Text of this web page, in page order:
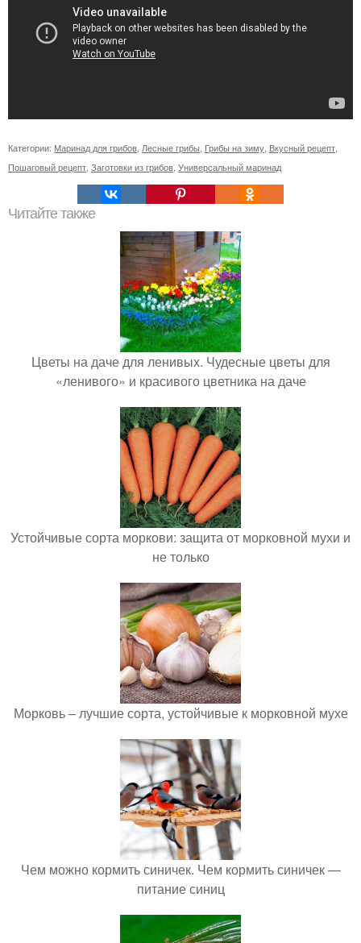
Категории: Маринад для грибов Лесные грибы Грибы на зиму Вкусный рецепт
Пошаговый рецепт Заготовки из грибов Универсальный маринад
Читайте также
Цветы на даче для ленивых. Чудесные цветы для
«ленивого» и красивого цветника на даче
Устойчивые сорта моркови: защита от морковной мухи и
не только
Морковь – лучшие сорта, устойчивые к морковной мухе
Чем можно кормить синичек. Чем кормить синичек —
питание синиц